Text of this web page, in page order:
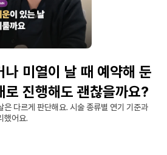
나 미열이 날 때 예약해 둔
로 진행해도 괜찮을까요?
은 다르게 판단해요. 시술 종류별 연기 기준과
했어요.